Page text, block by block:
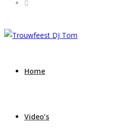
Home
Video’s